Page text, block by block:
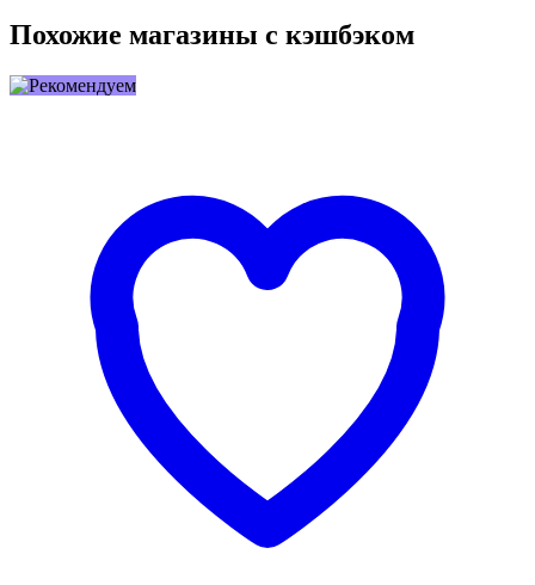
Похожие магазины с кэшбэком